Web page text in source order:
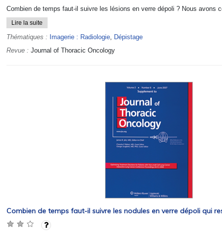
Combien de temps faut-il suivre les lésions en verre dépoli ? Nous avons
Lire la suite
Thématiques : Imagerie : Radiologie, Dépistage
Revue : Journal of Thoracic Oncology
Combien de temps faut-il suivre les nodules en verre dépoli qui